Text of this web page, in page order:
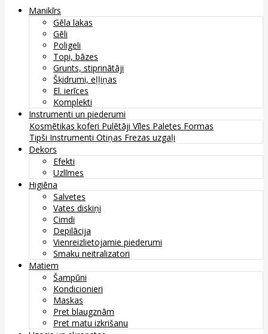
Manikīrs
Gēla lakas
Gēli
Poligeli
Topi, bāzes
Grunts, stiprinātāji
Šķidrumi, eļļiņas
El. ierīces
Komplekti
Instrumenti un piederumi
Kosmētikas koferi Pulētāji Vīles Paletes Formas
Tipši Instrumenti Otiņas Frezas uzgaļi
Dekors
Efekti
Uzlīmes
Higiēna
Salvetes
Vates diskiņi
Cimdi
Depilācija
Vienreizlietojamie piederumi
Smaku neitralizatori
Matiem
Šampūni
Kondicionieri
Maskas
Pret blaugznām
Pret matu izkrišanu